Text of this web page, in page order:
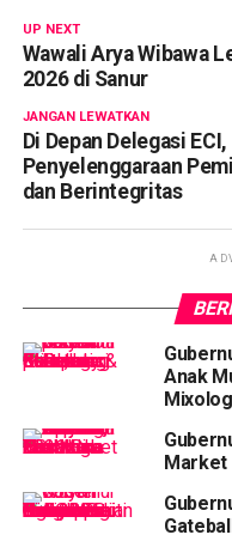
UP NEXT
Wawali Arya Wibawa
2026 di Sanur
JANGAN LEWATKAN
Di Depan Delegasi
Penyelenggaraan
dan Berintegritas
Anak
Market